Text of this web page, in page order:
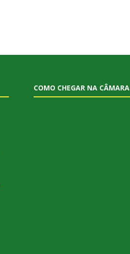
COMO CHEGAR NA CÂMARA